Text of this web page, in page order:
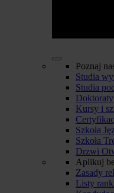
Poznaj
Studia
Studia
Doktoraty
Kursy i
Szkoła
Szkoła
Drzwi
Aplikuj
Zasady
Listy